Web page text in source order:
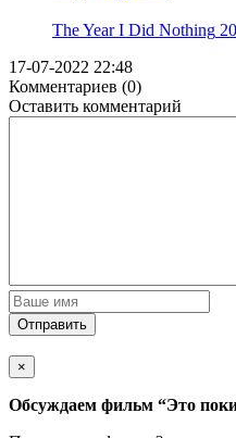
The Year I Did Nothing
17-07-2022 22:48
Комментариев (0)
Оставить комментарий
Отправить
×
Обсуждаем фильм “Это